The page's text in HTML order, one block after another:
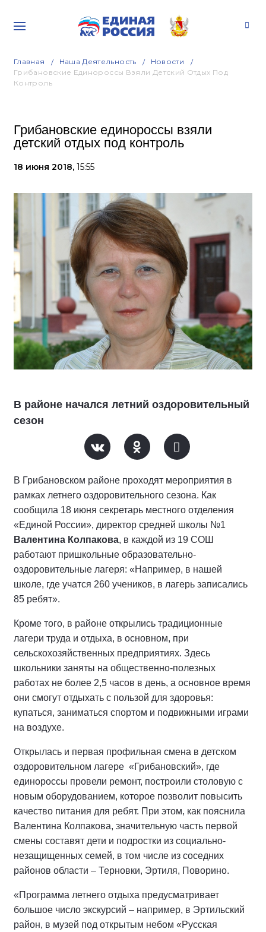
Главная Наша Деятельность
Новости
Грибановские Единороссы Взяли Детский Отдых Под
Контроль
Грибановские единороссы взяли
детский отдых под контроль
18 июня 2018, 15:55
В районе начался летний оздоровительный
сезон
В Грибановском районе проходят мероприятия в
рамках летнего оздоровительного сезона. Как
сообщила 18 июня секретарь местного отделения
«Единой России», директор средней школы №1
Валентина Колпакова, в каждой из 19 СОШ
работают пришкольные образовательно-
оздоровительные лагеря: «Например, в нашей
школе, где учатся 260 учеников, в лагерь записались
85 ребят».
Кроме того, в районе открылись традиционные
лагери труда и отдыха, в основном, при
сельскохозяйственных предприятиях. Здесь
школьники заняты на общественно-полезных
работах не более 2,5 часов в день, а основное время
они смогут отдыхать с пользой для здоровья:
купаться, заниматься спортом и подвижными играми
на воздухе.
Открылась и первая профильная смена в детском
оздоровительном лагере «Грибановский», где
единороссы провели ремонт, построили столовую с
новым оборудованием, которое позволит повысить
качество питания для ребят. При этом, как пояснила
Валентина Колпакова, значительную часть первой
смены составят дети и подростки из социально-
незащищенных семей, в том числе из соседних
районов области – Терновки, Эртиля, Поворино.
«Программа летнего отдыха предусматривает
большое число экскурсий – например, в Эртильский
район, в музей под открытым небом «Русская